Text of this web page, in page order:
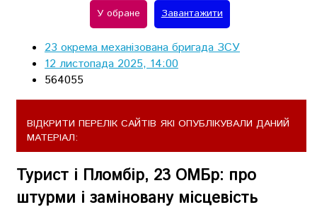
У обране Завантажити
23 окрема механізована бригада ЗСУ
12 листопада 2025, 14:00
564055
ВІДКРИТИ ПЕРЕЛІК САЙТІВ ЯКІ ОПУБЛІКУВАЛИ ДАНИЙ
МАТЕРІАЛ:
Турист і Пломбір, 23 ОМБр: про
штурми і заміновану місцевість